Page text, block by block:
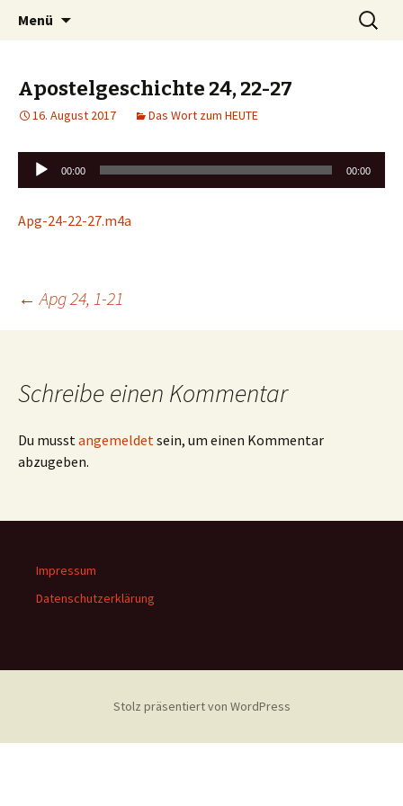
Markus Nicolay online
Menü
Suchen
nach:
Apostelgeschichte 24, 22-27
16. August 2017 Das Wort zum HEUTE
Audio-
Player
00:00 00:00
Apg-24-22-27.m4a
Beitrags-
← Apg 24, 1-21
Schreibe einen Kommentar
Du musstangemeldetsein, um einen Kommentar
abzugeben.
Impressum
Datenschutzerklärung
Stolz präsentiert von WordPress